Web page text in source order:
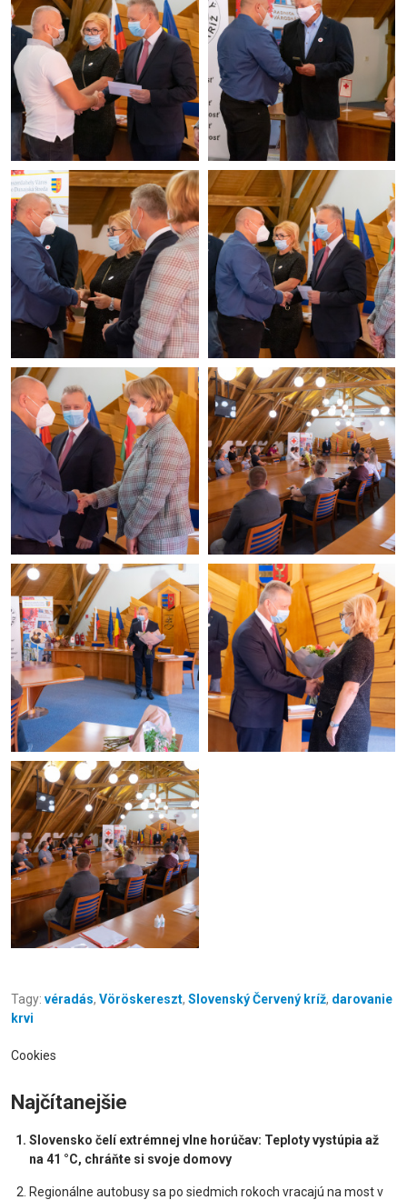
Tagy: véradás, Vöröskereszt, Slovenský Červený kríž, darovanie
krvi
Cookies
Najčítanejšie
Slovensko čelí extrémnej vlne horúčav: Teploty vystúpia až
na 41 °C, chráňte si svoje domovy
Regionálne autobusy sa po siedmich rokoch vracajú na most v